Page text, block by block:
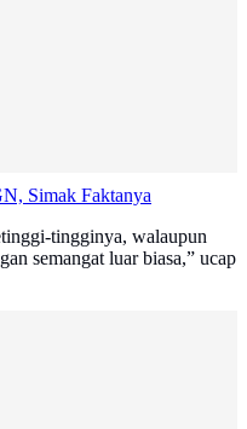
Simak Faktanya
tingginya, walaupun
semangat luar biasa,” ucap